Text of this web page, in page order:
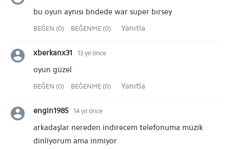
bu oyun aynısı bndede war super bırsey
BEĞEN (0) BEĞENME (0) Yanıtla
xberkanx31 13 yıl önce
oyun güzel
BEĞEN (0) BEĞENME (0) Yanıtla
engin1985 14 yıl önce
arkadaşlar nereden indirecem telefonuma müzik
dinliyorum ama inmiyor